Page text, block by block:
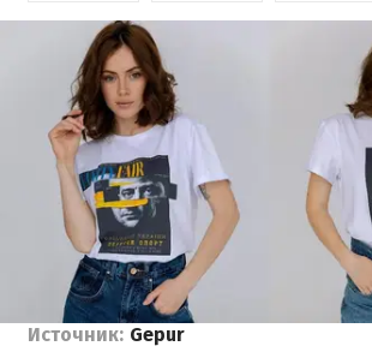
Источник: Gepur